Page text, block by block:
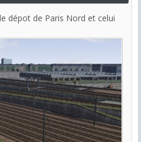
dépot de Paris Nord et celui